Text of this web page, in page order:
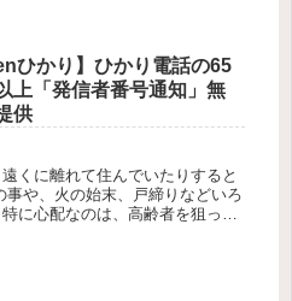
enひかり】ひかり電話の65
上「発信者番号通知」無
供
くに離れて住んでいたりすると
や、火の始末、戸締りなどいろ
に心配なのは、高齢者を狙った
詐欺」です。 高齢者は騙されや